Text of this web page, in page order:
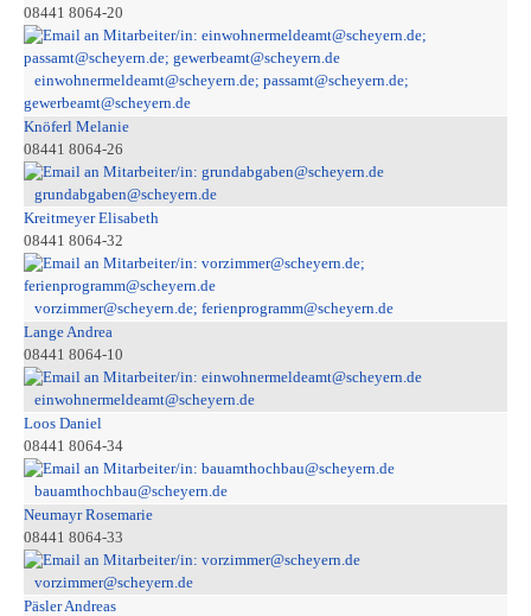
08441 8064-20
einwohnermeldeamt@scheyern.de; passamt@scheyern.de;
gewerbeamt@scheyern.de
Knöferl Melanie
08441 8064-26
grundabgaben@scheyern.de
Kreitmeyer Elisabeth
08441 8064-32
vorzimmer@scheyern.de; ferienprogramm@scheyern.de
Lange Andrea
08441 8064-10
einwohnermeldeamt@scheyern.de
Loos Daniel
08441 8064-34
bauamthochbau@scheyern.de
Neumayr Rosemarie
08441 8064-33
vorzimmer@scheyern.de
Päsler Andreas